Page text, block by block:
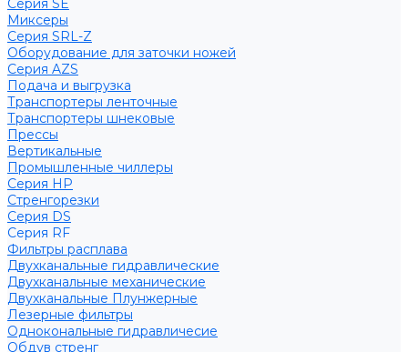
Серия SE
Миксеры
Серия SRL-Z
Оборудование для заточки ножей
Серия AZS
Подача и выгрузка
Транспортеры ленточные
Транспортеры шнековые
Прессы
Вертикальные
Промышленные чиллеры
Серия HP
Стренгорезки
Серия DS
Серия RF
Фильтры расплава
Двухканальные гидравлические
Двухканальные механические
Двухканальные Плунжерные
Лезерные фильтры
Однокональные гидравличесие
Обдув стренг